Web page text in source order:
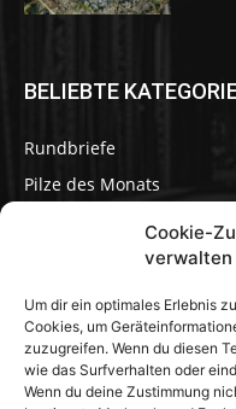
Cookie-
verwalten
Um dir ein optimales Erlebnis
Cookies, um
zuzugreifen. Wenn du diesen
wie das Surfverhalten oder
Wenn du deine Zustimmung
BELIEBTE
Rundbriefe
Pilze des Monats